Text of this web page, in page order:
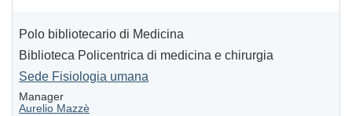
Polo bibliotecario di Medicina
Biblioteca Policentrica di medicina e chirurgia
Sede Fisiologia umana
Manager
Aurelio Mazzè